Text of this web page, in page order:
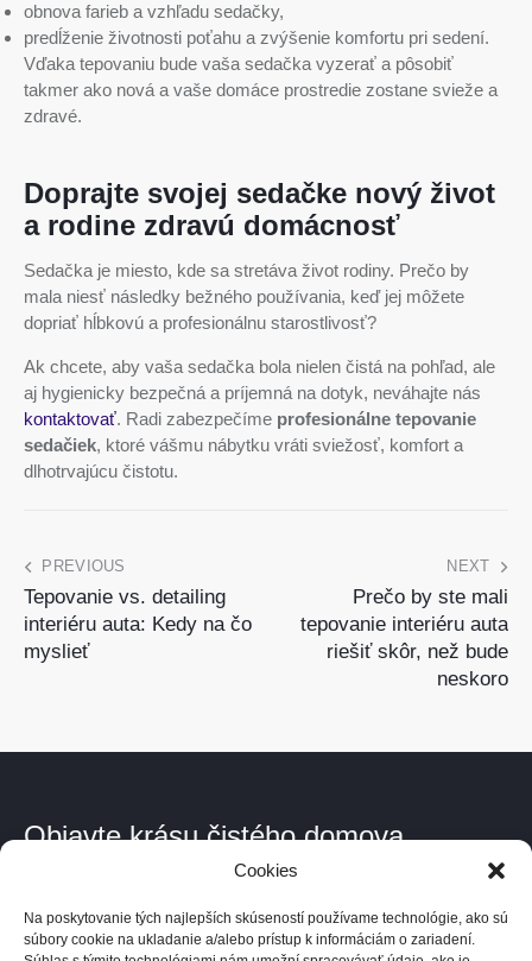
Cookies
Na poskytovanie tých najlepších skúseností používame technológie, ako sú
súbory cookie na ukladanie a/alebo prístup k informáciám o zariadení.
obnova farieb a vzhľadu sedačky,
predĺženie životnosti poťahu a zvýšenie komfortu pri sedení.
Vďaka tepovaniu bude vaša sedačka vyzerať a pôsobiť
takmer ako nová a vaše domáce prostredie zostane svieže a
zdravé.
Doprajte svojej sedačke nový život
a rodine zdravú domácnosť
Sedačka je miesto, kde sa stretáva život rodiny. Prečo by
mala niesť následky bežného používania, keď jej môžete
dopriať hĺbkovú a profesionálnu starostlivosť?
Ak chcete, aby vaša sedačka bola nielen čistá na pohľad, ale
aj hygienicky bezpečná a príjemná na dotyk, neváhajte nás
kontaktovať. Radi zabezpečíme profesionálne tepovanie
sedačiek, ktoré vášmu nábytku vráti sviežosť, komfort a
dlhotrvajúcu čistotu.
PREVIOUS
Tepovanie vs. detailing
interiéru auta: Kedy na čo
myslieť
NEXT
Prečo by ste mali
tepovanie interiéru auta
riešiť skôr, než bude
neskoro
Objavte krásu čistého domova.
V celom Bratislavskom kraji a po dohode kdekoľvek v Európe.